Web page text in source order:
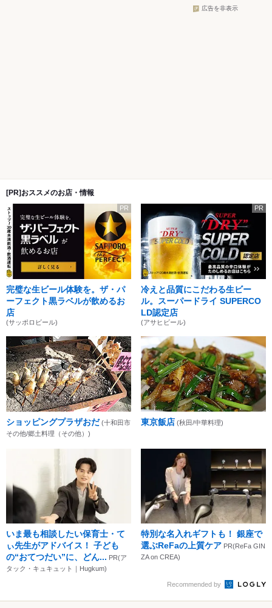
広告を非表示
[PR]おススメのお店・情報
PR
完璧な生ビール体験を。ザ・パ
ーフェクト黒ラベルが飲めるお
店
(サッポロビール)
PR
冷えと品質にこだわる生ビー
ル。スーパードライ SUPERCO
LD認定店
(アサヒビール)
ショッピングプラザおだ (十和田市
その他/郷土料理（その他）)
東京飯店 (秋田/中華料理)
いま最も相談したい保育士・て
ぃ先生がアドバイス！ 子ども
の“おてつだい”に、どん... PR(ア
タック・キュキュット｜Hugkum)
特別な名入れギフトも！ 銀座で
選ぶReFaの上質ケア PR(ReFa GIN
ZA on CREA)
Recommended by